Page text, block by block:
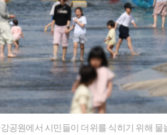
공원에서 시민들이 더위를 식히기 위해